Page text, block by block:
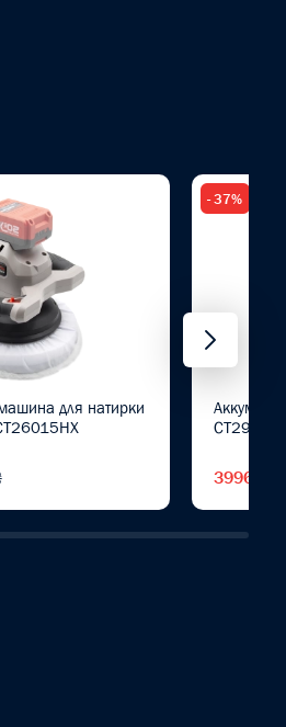
для натирки
- 37%
3996 ₴